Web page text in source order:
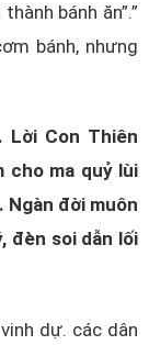
bánh ăn”.”
bánh, nhưng
Lời Con Thiên
cho ma quỷ lùi
Ngàn đời muôn
đèn soi dẫn lối
dự. các dân